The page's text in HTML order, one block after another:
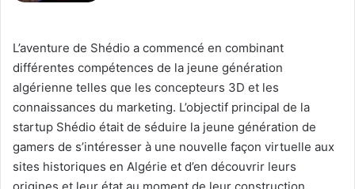
L’aventure de Shédio a commencé en combinant
différentes compétences de la jeune génération
algérienne telles que les concepteurs 3D et les
connaissances du marketing. L’objectif principal de la
startup Shédio était de séduire la jeune génération de
gamers de s’intéresser à une nouvelle façon virtuelle aux
sites historiques en Algérie et d’en découvrir leurs